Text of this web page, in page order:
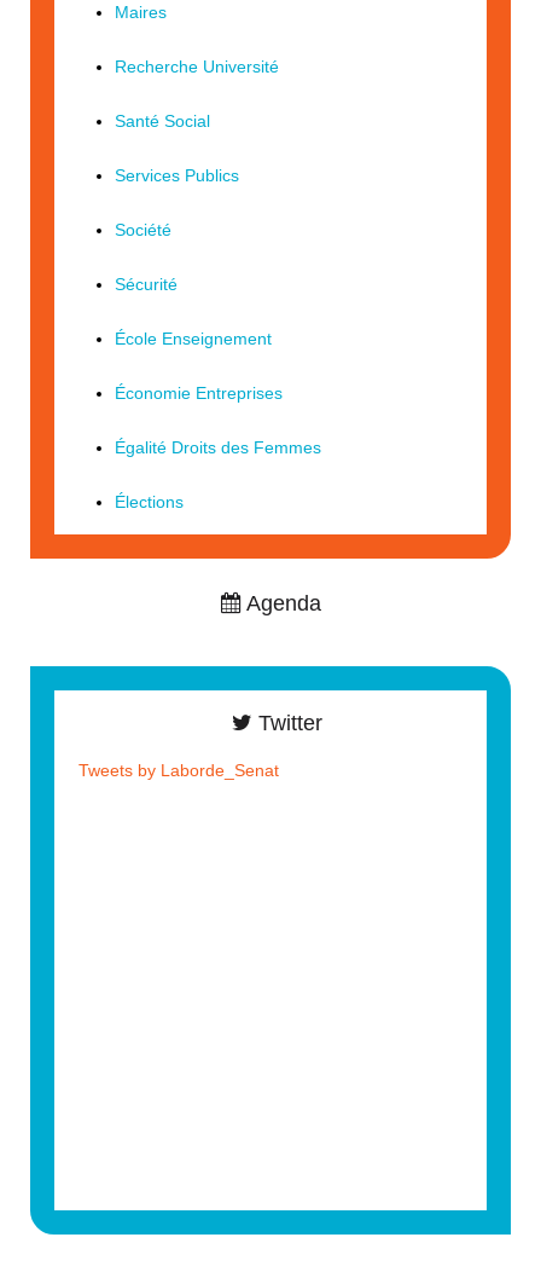
Maires
Recherche Université
Santé Social
Services Publics
Société
Sécurité
École Enseignement
Économie Entreprises
Égalité Droits des Femmes
Élections
Agenda
Twitter
Tweets by Laborde_Senat